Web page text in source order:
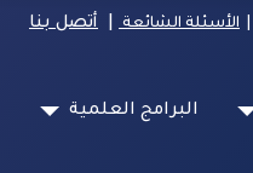
الأسئلة الشائعة أتصل بنا
البرامج العلمية